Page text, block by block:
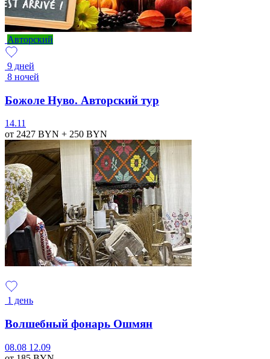
Авторский
9 дней
8 ночей
Божоле Нуво. Авторский тур
14.11
от 2427 BYN + 250 BYN
1 день
Волшебный фонарь Ошмян
08.08 12.09